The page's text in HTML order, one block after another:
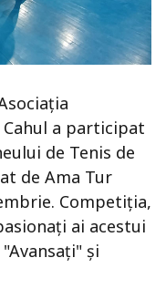
a participat
de Tenis de
de Ama Tur
Competiția,
ai acestui
și